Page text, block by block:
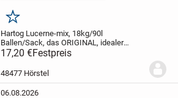
Merken
Hartog Lucerne-mix, 18kg/90l
Ballen/Sack, das ORIGINAL, idealer
Raufutterersatz oder als gesunde Zugabe
Preis bei Abnahme von min. 21 Ballen
16,90 Euro/Stück inkl. MWSt und ab Lager
17,20 €Festpreis
48477 Hörstel
06.08.2026